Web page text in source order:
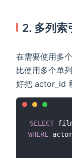
2. 多列索
在需要使用多
比使用多个单
好把 actor_id
SELECT
WHERE